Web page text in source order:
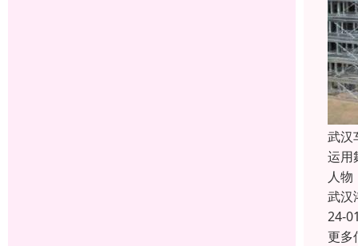
武汉
运用
人
武汉
24-
更多